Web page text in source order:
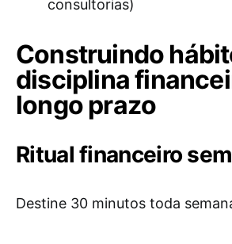
consultorias)
Construindo
disciplina
longo prazo
Ritual financeiro
Destine 30 minutos toda